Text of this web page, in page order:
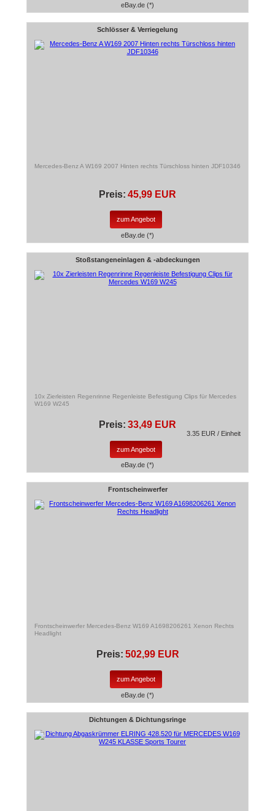
eBay.de (*)
Schlösser & Verriegelung
Mercedes-Benz A W169 2007 Hinten rechts Türschloss hinten JDF10346
Preis: 45,99 EUR
zum Angebot
eBay.de (*)
Stoßstangeneinlagen & -abdeckungen
10x Zierleisten Regenrinne Regenleiste Befestigung Clips für Mercedes
W169 W245
Preis: 33,49 EUR
3.35 EUR / Einheit
zum Angebot
eBay.de (*)
Frontscheinwerfer
Frontscheinwerfer Mercedes-Benz W169 A1698206261 Xenon Rechts
Headlight
Preis: 502,99 EUR
zum Angebot
eBay.de (*)
Dichtungen & Dichtungsringe